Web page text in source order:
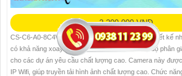
2,200,000 VNĐ
CS-C6-A0-8C4WF là một loại camera giá rẻ với thiết kế
có khả năng xoay 360 độ, hình ảnh sắc nét với độ phân
cho các dự án yêu cầu chất lượng cao. Camera này
IP Wifi, giúp truyền tải hình ảnh chất lượng cao. Chức